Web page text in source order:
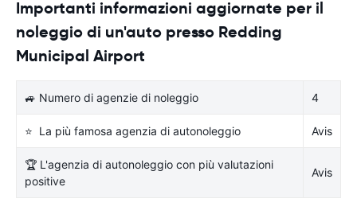
Importanti informazioni aggiornate per il
noleggio di un'auto presso Redding
Municipal Airport
🚙 Numero di agenzie di noleggio 4
⭐ La più famosa agenzia di autonoleggio Avis
🏆 L'agenzia di autonoleggio con più valutazioni
positive
Avis